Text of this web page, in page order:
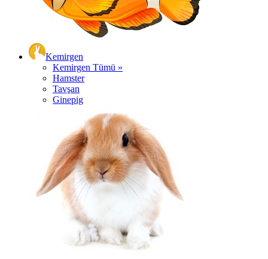
Kemirgen
Kemirgen Tümü »
Hamster
Tavşan
Ginepig